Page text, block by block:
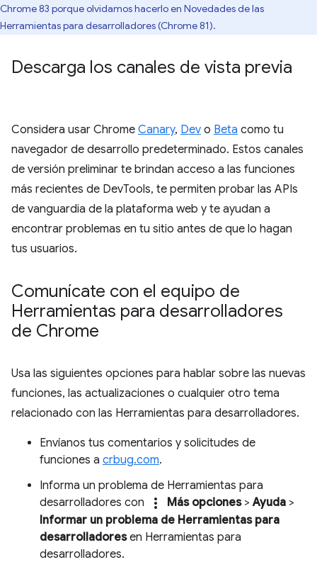
Chrome 83 porque olvidamos hacerlo en Novedades de las
Herramientas para desarrolladores (Chrome 81).
Descarga los canales de vista previa
Considera usar Chrome Canary, Dev o Beta como tu
navegador de desarrollo predeterminado. Estos canales
de versión preliminar te brindan acceso a las funciones
más recientes de DevTools, te permiten probar las APIs
de vanguardia de la plataforma web y te ayudan a
encontrar problemas en tu sitio antes de que lo hagan
tus usuarios.
Comunícate con el equipo de
Herramientas para desarrolladores
de Chrome
Usa las siguientes opciones para hablar sobre las nuevas
funciones, las actualizaciones o cualquier otro tema
relacionado con las Herramientas para desarrolladores.
Envíanos tus comentarios y solicitudes de
funciones a crbug.com.
Informa un problema de Herramientas para
desarrolladores con
more_vert Más opciones>Ayuda >
Informar un problema de Herramientas para
desarrolladoresen Herramientas para
desarrolladores.